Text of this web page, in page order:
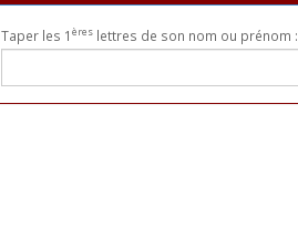
Taper les 1 ères lettres de son nom ou prénom :